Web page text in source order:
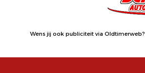
Wens jij ook publiciteit via Oldtimerweb?